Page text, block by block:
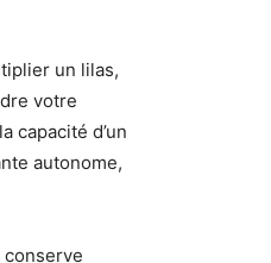
un lilas,
votre
capacité d’un
autonome,